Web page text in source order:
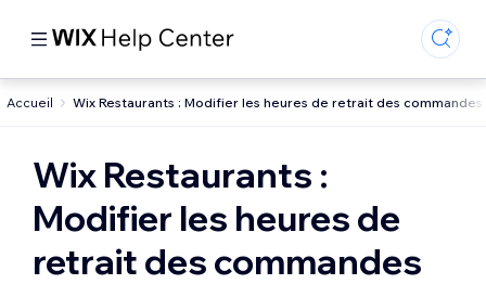
Accueil Wix Restaurants : Modifier les heures de retrait des commandes
Wix Restaurants :
Modifier les heures de
retrait des commandes